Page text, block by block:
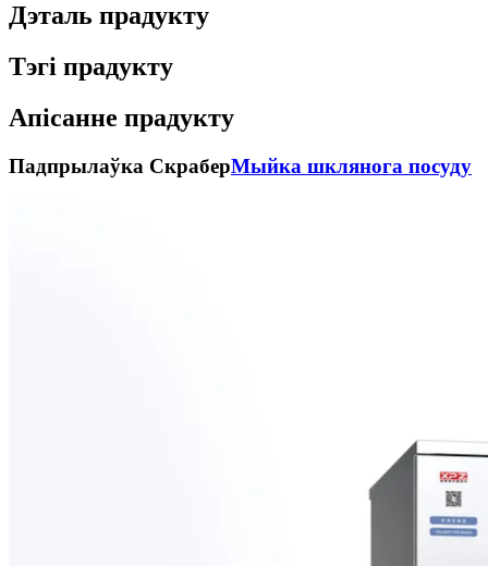
Дэталь прадукту
Тэгі прадукту
Апісанне прадукту
Падпрылаўка СкраберМыйка шклянога посуду